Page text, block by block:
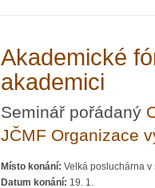
Akademické
akademici
Seminář pořádaný
JČMF Organizace
Místo konání: Velká posluchárna v
Datum konání: 19. 1.